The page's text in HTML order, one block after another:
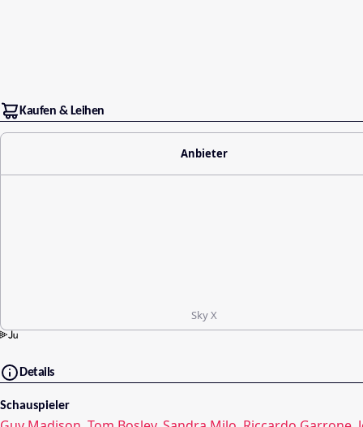
Kaufen & Leihen
Anbieter
Sky X
Details
Schauspieler